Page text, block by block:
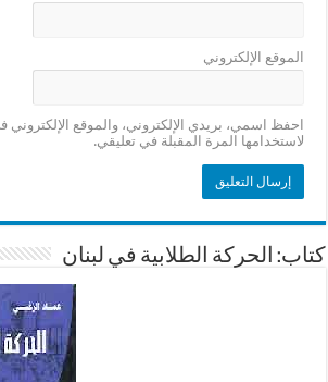
الموقع الإلكتروني
احفظ اسمي، بريدي الإلكتروني، والموقع
لاستخدامها المرة المقبلة في تعليقي.
كتاب: الحركة الطلابية في لبنان